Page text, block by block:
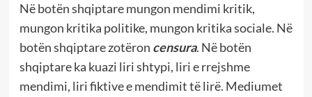
Në botën shqiptare mungon mendimi kritik,
mungon kritika politike, mungon kritika sociale. Në
botën shqiptare zotëron censura. Në botën
shqiptare ka kuazi liri shtypi, liri e rrejshme
mendimi, liri fiktive e mendimit të lirë. Mediumet